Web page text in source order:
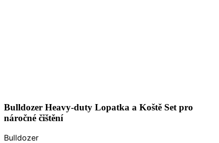
Bulldozer Heavy-duty Lopatka a Koště Set pro
náročné čištění
Bulldozer